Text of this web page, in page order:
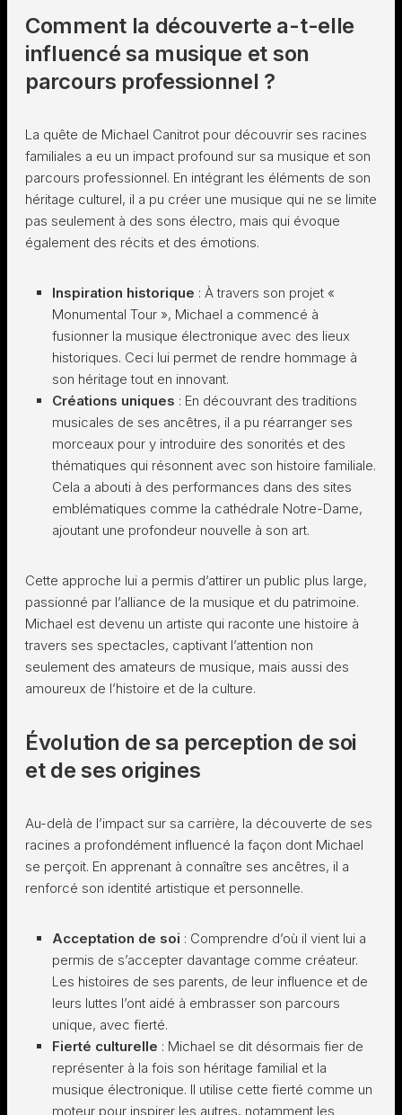
Comment la découverte a-t-elle
influencé sa musique et son
parcours professionnel ?
La quête de Michael Canitrot pour découvrir ses racines
familiales a eu un impact profound sur sa musique et son
parcours professionnel. En intégrant les éléments de son
héritage culturel, il a pu créer une musique qui ne se limite
pas seulement à des sons électro, mais qui évoque
également des récits et des émotions.
Inspiration historique : À travers son projet «
Monumental Tour », Michael a commencé à
fusionner la musique électronique avec des lieux
historiques. Ceci lui permet de rendre hommage à
son héritage tout en innovant.
Créations uniques : En découvrant des traditions
musicales de ses ancêtres, il a pu réarranger ses
morceaux pour y introduire des sonorités et des
thématiques qui résonnent avec son histoire familiale.
Cela a abouti à des performances dans des sites
emblématiques comme la cathédrale Notre-Dame,
ajoutant une profondeur nouvelle à son art.
Cette approche lui a permis d’attirer un public plus large,
passionné par l’alliance de la musique et du patrimoine.
Michael est devenu un artiste qui raconte une histoire à
travers ses spectacles, captivant l’attention non
seulement des amateurs de musique, mais aussi des
amoureux de l’histoire et de la culture.
Évolution de sa perception de soi
et de ses origines
Au-delà de l’impact sur sa carrière, la découverte de ses
racines a profondément influencé la façon dont Michael
se perçoit. En apprenant à connaître ses ancêtres, il a
renforcé son identité artistique et personnelle.
Acceptation de soi : Comprendre d’où il vient lui a
permis de s’accepter davantage comme créateur.
Les histoires de ses parents, de leur influence et de
leurs luttes l’ont aidé à embrasser son parcours
unique, avec fierté.
Fierté culturelle : Michael se dit désormais fier de
représenter à la fois son héritage familial et la
musique électronique. Il utilise cette fierté comme un
moteur pour inspirer les autres, notamment les